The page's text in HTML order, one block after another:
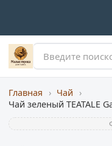
Главная › Чай
›